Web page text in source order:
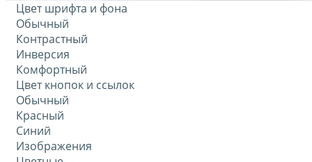
Цвет шрифта и фона
Обычный
Контрастный
Инверсия
Комфортный
Цвет кнопок и ссылок
Обычный
Красный
Синий
Изображения